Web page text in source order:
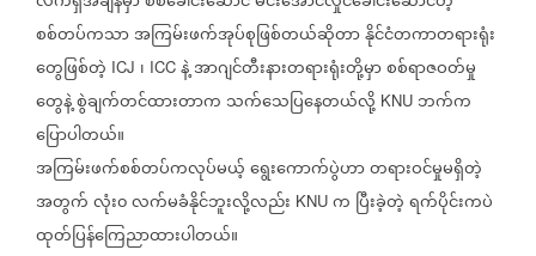
စစ်တပ်ကသာအကြမ်းဖက်အုပ်စုဖြစ်တယ်ဆိုတာနိုင်ငံတကာတရားရုံး
တွေဖြစ်တဲ့ ICJ ၊ ICC နဲ့အာဂျင်တီးနားတရားရုံးတို့မှာစစ်ရာဇဝတ်မှု
တွေနဲ့စွဲချက်တင်ထားတာက သက်သေပြနေတယ်လို့ KNU ဘက်က
ပြောပါတယ်။
အကြမ်းဖက်စစ်တပ်ကလုပ်မယ့်ရွေးကောက်ပွဲဟာတရားဝင်မှုမရှိတဲ့
အတွက်လုံး၀လက်မခံနိုင်ဘူးလို့လည်း KNU က ပြီးခဲ့တဲ့ရက်ပိုင်းကပဲ
ထုတ်ပြန်ကြေညာထားပါတယ်။